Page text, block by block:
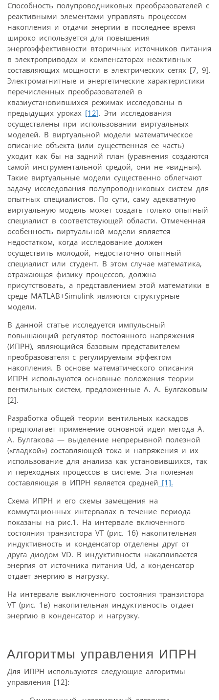
Способность полупроводниковых преобразователей с
реактивными элементами управлять процессом
накопления и отдачи энергии в последнее время
широко используется для повышения
энергоэффективности вторичных источников питания
в электроприводах и компенсаторах неактивных
составляющих мощности в электрических сетях [7, 9].
Электромагнитные и энергетические характеристики
перечисленных преобразователей в
квазиустановившихся режимах исследованы в
предыдущих уроках [12]. Эти исследования
осуществлены при использовании виртуальных
моделей. В виртуальной модели математическое
описание объекта (или существенная ее часть)
уходит как бы на задний план (уравнения создаются
самой инструментальной средой, они не «видны»).
Такие виртуальные модели существенно облегчают
задачу исследования полупроводниковых систем для
опытных специалистов. По сути, саму адекватную
виртуальную модель может создать только опытный
специалист в соответствующей области. Отмеченная
особенность виртуальной модели является
недостатком, когда исследование должен
осуществить молодой, недостаточно опытный
специалист или студент. В этом случае математика,
отражающая физику процессов, должна
присутствовать, а представлением этой математики в
среде MATLAB+Simulink являются структурные
модели.
В данной статье исследуется импульсный
повышающий регулятор постоянного напряжения
(ИПРН), являющийся базовым представителем
преобразователя с регулируемым эффектом
накопления. В основе математического описания
ИПРН используются основные положения теории
вентильных систем, предложенные А. А. Булгаковым
[2].
Разработка общей теории вентильных каскадов
предполагает применение основной идеи метода А.
А. Булгакова — выделение непрерывной полезной
(«гладкой») составляющей тока и напряжения и их
использование для анализа как установившихся, так
и переходных процессов в системе. Эта полезная
составляющая в ИПРН является средней [1].
Схема ИПРН и его схемы замещения на
коммутационных интервалах в течение периода
показаны на рис.1. На интервале включенного
состояния транзистора VT (рис. 1б) накопительная
индуктивность и конденсатор отделены друг от
друга диодом VD. В индуктивности накапливается
энергия от источника питания Ud, а конденсатор
отдает энергию в нагрузку.
На интервале выключенного состояния транзистора
VT (рис. 1в) накопительная индуктивность отдает
энергию в конденсатор и нагрузку.
Алгоритмы управления ИПРН
Для ИПРН используются следующие алгоритмы
управления [12]: